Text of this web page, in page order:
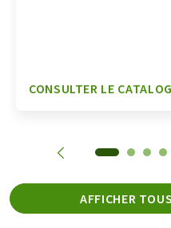
CONSULTER LE
AFFICHER